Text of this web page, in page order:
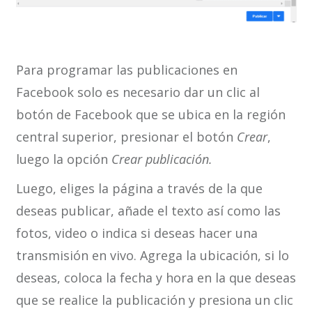
Para programar las publicaciones en
Facebook solo es necesario dar un clic al
botón de Facebook que se ubica en la región
central superior, presionar el botón Crear,
luego la opción Crear publicación.
Luego, eliges la página a través de la que
deseas publicar, añade el texto así como las
fotos, video o indica si deseas hacer una
transmisión en vivo. Agrega la ubicación, si lo
deseas, coloca la fecha y hora en la que deseas
que se realice la publicación y presiona un clic